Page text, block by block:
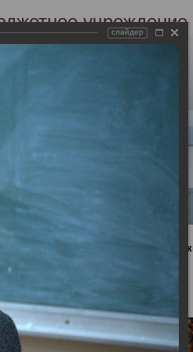
учреждение
экспертизы
судебно-медицинской
слайдер